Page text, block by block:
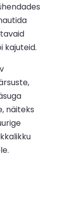
kajuteid.
näiteks